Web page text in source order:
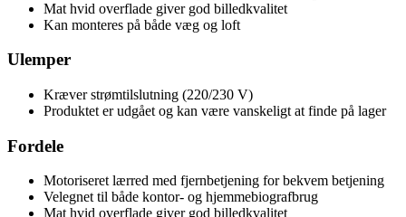
Mat hvid overflade giver god billedkvalitet
Kan monteres på både væg og loft
Ulemper
Kræver strømtilslutning (220/230 V)
Produktet er udgået og kan være vanskeligt at finde på lager
Fordele
Motoriseret lærred med fjernbetjening for bekvem betjening
Velegnet til både kontor- og hjemmebiografbrug
Mat hvid overflade giver god billedkvalitet